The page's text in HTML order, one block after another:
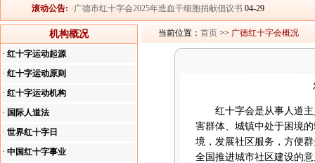
滚动公告: ·广德市红十字会2025年造血干细胞捐献倡议书 04-29
·公示04-03
·关于开展2025年“红十字博爱送万家”活动的通知01-22
广德市红十字会2024年造血干细胞捐献倡议书
关于开展2025年“红十字博爱送万家”活动的通知01-22
广德市红十字会2024年造血干细胞捐献倡议书04-28
机构概况
· 红十字运动起源
· 红十字运动原则
· 红十字运动机构
· 国际人道法
· 世界红十字日
· 中国红十字事业
当前位置：首页 >> 广德红十字会概况
红十字会是从事人道主
害群体、城镇中处于困境
境，发展社区服务，方便
全国推进城市社区建设的